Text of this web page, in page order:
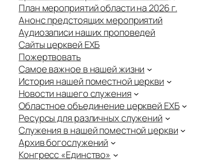
План мероприятий области на 2026 г.
Анонс предстоящих мероприятий
Аудиозаписи наших проповедей
Сайты церквей ЕХБ
Пожертвовать
Самое важное в нашей жизни
История нашей поместной церкви
Новости нашего служения
Областное объединение церквей ЕХБ
Ресурсы для различных служений
Служения в нашей поместной церкви
Архив богослужений
Конгресс «Единство»